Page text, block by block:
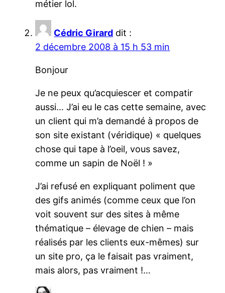
métier lol.
Cédric Girard dit :
2 décembre 2008 à 15 h 53 min
Bonjour
Je ne peux qu’acquiescer et compatir
aussi… J’ai eu le cas cette semaine, avec
un client qui m’a demandé à propos de
son site existant (véridique) « quelques
chose qui tape à l’oeil, vous savez,
comme un sapin de Noël ! »
J’ai refusé en expliquant poliment que
des gifs animés (comme ceux que l’on
voit souvent sur des sites à même
thématique – élevage de chien – mais
réalisés par les clients eux-mêmes) sur
un site pro, ça le faisait pas vraiment,
mais alors, pas vraiment !…